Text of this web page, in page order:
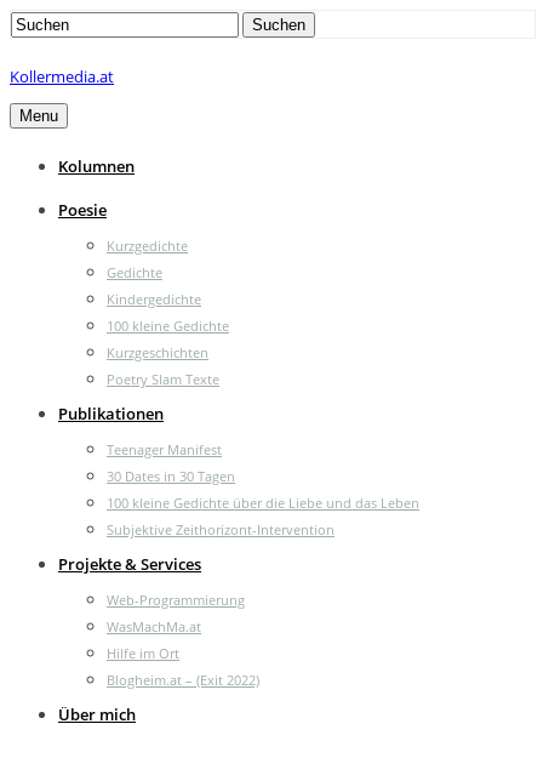
Search
Suchen
Kollermedia.at
Menu
Kolumnen
Poesie
Kurzgedichte
Gedichte
Kindergedichte
100 kleine Gedichte
Kurzgeschichten
Poetry Slam Texte
Publikationen
Teenager Manifest
30 Dates in 30 Tagen
100 kleine Gedichte über die Liebe und das Leben
Subjektive Zeithorizont-Intervention
Projekte & Services
Web-Programmierung
WasMachMa.at
Hilfe im Ort
Blogheim.at – (Exit 2022)
Über mich